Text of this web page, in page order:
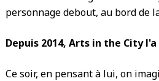
personnage debout, au bord de
Depuis 2014, Arts in the City
Ce soir, en pensant à lui, on